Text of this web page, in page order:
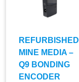
MINE MEDIA –
Q9 BONDING
ENCODER